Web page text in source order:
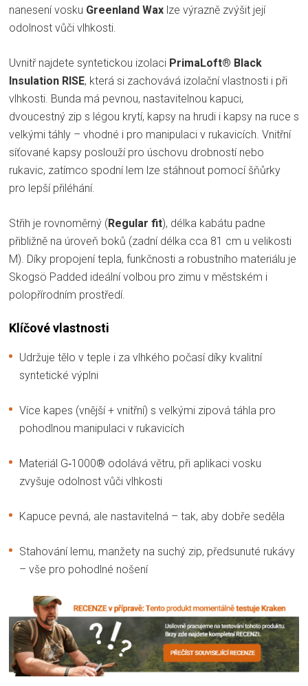
nanesení vosku Greenland Wax lze výrazně zvýšit její
odolnost vůči vlhkosti.
Uvnitř najdete syntetickou izolaci PrimaLoft® Black
Insulation RISE, která si zachovává izolační vlastnosti i při
vlhkosti. Bunda má pevnou, nastavitelnou kapuci,
dvoucestný zip s légou krytí, kapsy na hrudi i kapsy na ruce s
velkými táhly – vhodné i pro manipulaci v rukavicích. Vnitřní
síťované kapsy poslouží pro úschovu drobností nebo
rukavic, zatímco spodní lem lze stáhnout pomocí šňůrky
pro lepší přiléhání.
Střih je rovnoměrný (Regular fit), délka kabátu padne
přibližně na úroveň boků (zadní délka cca 81 cm u velikosti
M). Díky propojení tepla, funkčnosti a robustního materiálu je
Skogsö Padded ideální volbou pro zimu v městském i
polopřírodním prostředí.
Klíčové vlastnosti
Udržuje tělo v teple i za vlhkého počasí díky kvalitní
syntetické výplni
Více kapes (vnější + vnitřní) s velkými zipová táhla pro
pohodlnou manipulaci v rukavicích
Materiál G‑1000® odolává větru, při aplikaci vosku
zvyšuje odolnost vůči vlhkosti
Kapuce pevná, ale nastavitelná – tak, aby dobře seděla
Stahování lemu, manžety na suchý zip, předsunuté rukávy
– vše pro pohodlné nošení